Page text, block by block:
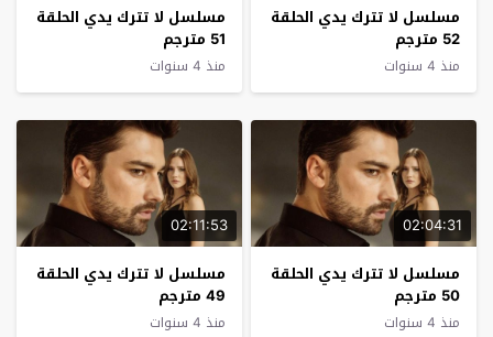
مسلسل لا تترك يدي الحلقة
52 مترجم
منذ 4 سنوات
مسلسل لا تترك يدي الحلقة
51 مترجم
منذ 4 سنوات
02:04:31
مسلسل لا تترك يدي الحلقة
50 مترجم
منذ 4 سنوات
02:11:53
مسلسل لا تترك يدي الحلقة
49 مترجم
منذ 4 سنوات